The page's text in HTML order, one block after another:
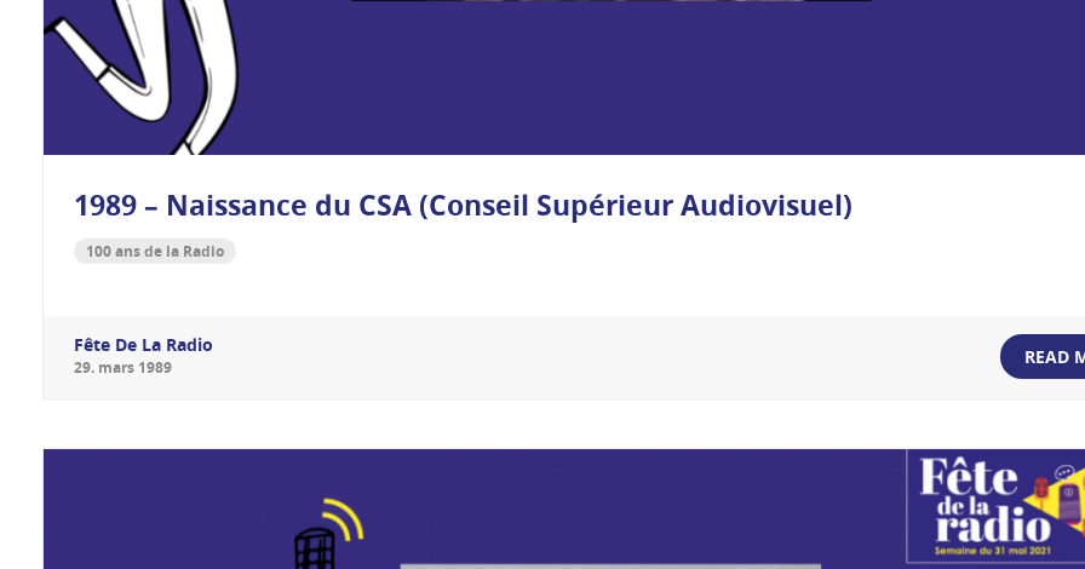
1989 – Naissance du CSA (Conseil Supérieur Audiovisuel)
100 ans de la Radio
Fête De La Radio
29. mars 1989 READ